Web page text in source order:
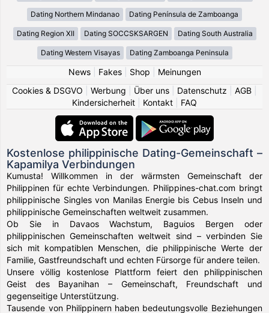
Dating Northern Mindanao Dating Península de Zamboanga
Dating Region XII Dating SOCCSKSARGEN Dating South Australia
Dating Western Visayas Dating Zamboanga Peninsula
News| Fakes| Shop
Meinungen
Cookies & DSGVO
Werbung Über uns Datenschutz AGB
Kindersicherheit
Kontakt FAQ
Kostenlose philippinische Dating-Gemeinschaft –
Kapamilya Verbindungen
Kumusta! Willkommen in der wärmsten Gemeinschaft der
Philippinen für echte Verbindungen. Philippines-chat.com bringt
philippinische Singles von Manilas Energie bis Cebus Inseln und
philippinische Gemeinschaften weltweit zusammen.
Ob Sie in Davaos Wachstum, Baguios Bergen oder
philippinischen Gemeinschaften weltweit sind – verbinden Sie
sich mit kompatiblen Menschen, die philippinische Werte der
Familie, Gastfreundschaft und echten Fürsorge für andere teilen.
Unsere völlig kostenlose Plattform feiert den philippinischen
Geist des Bayanihan – Gemeinschaft, Freundschaft und
gegenseitige Unterstützung.
Tausende von Philippinern haben bedeutungsvolle Beziehungen